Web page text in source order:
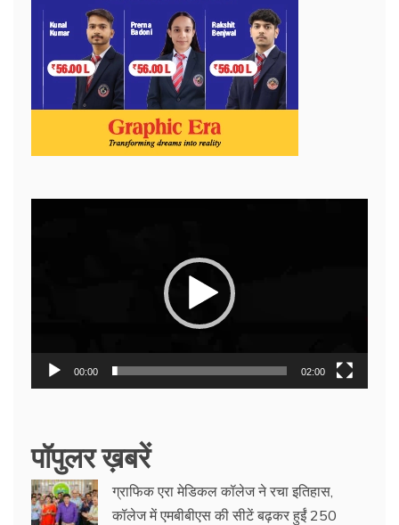
00:00 02:00
पॉपुलर ख़बरें
ग्राफिक एरा मेडिकल कॉलेज ने रचा इतिहास,
कॉलेज में एमबीबीएस की सीटें बढ़कर हुईं 250